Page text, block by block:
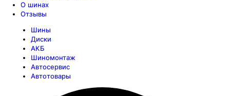
О шинах
Отзывы
Шины
Диски
АКБ
Шиномонтаж
Автосервис
Автотовары